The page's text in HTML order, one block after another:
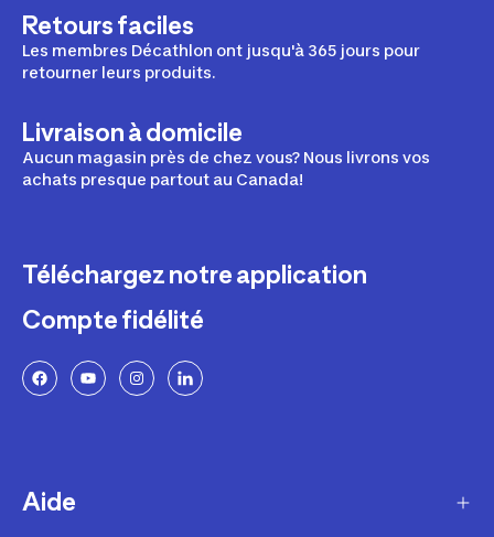
Retours faciles
Les membres Décathlon ont jusqu'à 365 jours pour
retourner leurs produits.
Livraison à domicile
Aucun magasin près de chez vous? Nous livrons vos
achats presque partout au Canada!
Téléchargez notre application
Compte fidélité
Aide